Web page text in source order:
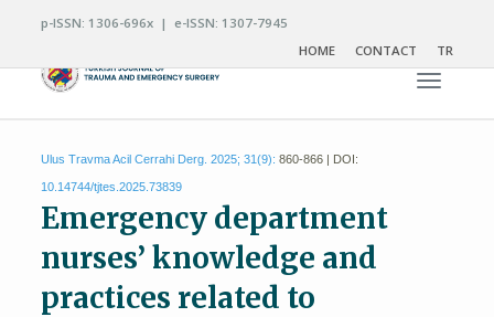
p-ISSN: 1306-696x | e-ISSN: 1307-7945
HOME
CONTACT TR
Toggle
Ulus Travma Acil Cerrahi Derg. 2025; 31(9): 860-866 | DOI:
10.14744/tjtes.2025.73839
Emergency department
nurses’ knowledge and
practices related to